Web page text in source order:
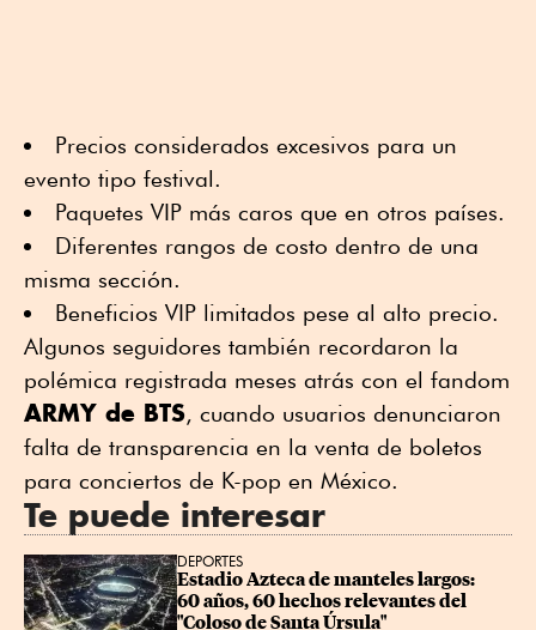
Precios considerados excesivos para un
evento tipo festival.
Paquetes VIP más caros que en otros países.
Diferentes rangos de costo dentro de una
misma sección.
Beneficios VIP limitados pese al alto precio.
Algunos seguidores también recordaron la
polémica registrada meses atrás con el fandom
ARMY de BTS, cuando usuarios denunciaron
falta de transparencia en la venta de boletos
para conciertos de K-pop en México.
Te puede interesar
DEPORTES
Estadio Azteca de manteles largos:
60 años, 60 hechos relevantes del
"Coloso de Santa Úrsula"